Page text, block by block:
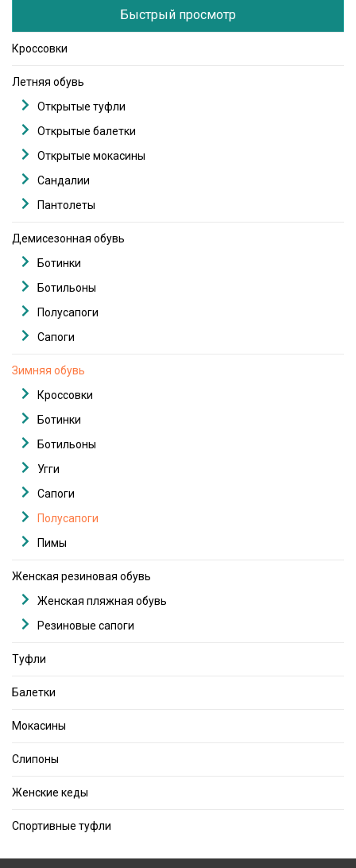
Быстрый просмотр
Кроссовки
Летняя обувь
Открытые туфли
Открытые балетки
Открытые мокасины
Сандалии
Пантолеты
Демисезонная обувь
Ботинки
Ботильоны
Полусапоги
Сапоги
Зимняя обувь
Кроссовки
Ботинки
Ботильоны
Угги
Сапоги
Полусапоги
Пимы
Женская резиновая обувь
Женская пляжная обувь
Резиновые сапоги
Туфли
Балетки
Мокасины
Слипоны
Женские кеды
Спортивные туфли